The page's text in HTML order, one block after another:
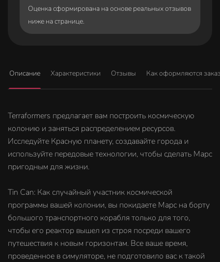
Оценка сформирована на основе реальных отзывов
ниже на странице.
Описание Характеристики Отзывы Как оформляются
Terraformers предлагает вам построить космическую
колонию и заняться распределением ресурсов.
Исследуйте Красную планету, создавайте города и
используйте передовые технологии, чтобы сделать Марс
пригодным для жизни.
Tin Can: Как случайный участник космической
программы вашей колонии, вы покидаете Марс на борту
большого транспортного корабля только для того,
чтобы его реактор вышел из строя посреди вашего
путешествия к новым горизонтам. Все ваше время,
проведенное в симуляторе, не подготовило вас к такой